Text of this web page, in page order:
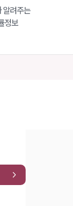
알려주는
정보